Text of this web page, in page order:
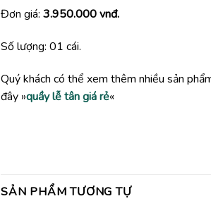
Đơn giá: 3.950.000 vnđ.
Số lượng: 01 cái.
Quý khách có thể xem thêm nhiều sản
đây »quầy lễ tân giá rẻ«
SẢN PHẨM TƯƠNG TỰ